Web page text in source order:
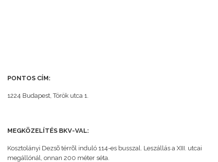
PONTOS CÍM:
1224 Budapest, Török utca 1.
MEGKÖZELÍTÉS BKV-VAL:
Kosztolányi Dezsõ térrõl induló 114-es busszal. Leszállás a XIII. utcai
megállónál, onnan 200 méter séta.